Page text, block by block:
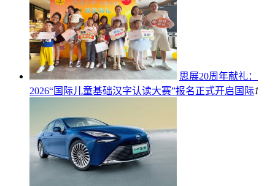
思展20周年献礼：
2026“国际儿童基础汉字认读大赛”报名正式开启 国际1